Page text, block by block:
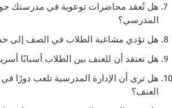
هل تُعقد محاضرات توعوية في مدرستك
المدرسي؟
هل تؤدي مشاغبة الطلاب في الصف إلى
هل تعتقد أن للعنف بين الطلاب أسبابًا
هل ترى أن الإدارة المدرسية تلعب دورًا
العنف؟